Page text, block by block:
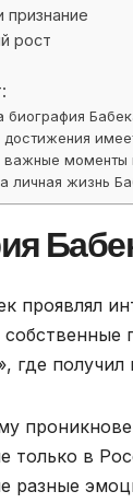
признание
рост
биография
достижения
важные моменты
личная жизнь
проявлял
собственные
где
только в
разные